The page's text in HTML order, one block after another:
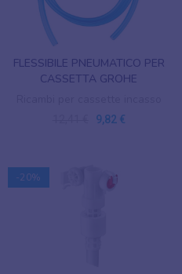
FLESSIBILE PNEUMATICO PER
CASSETTA GROHE
9,82 €
-20%